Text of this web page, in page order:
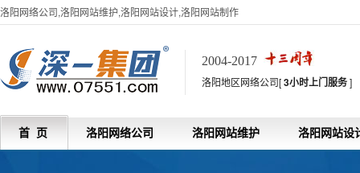
洛阳网络公司,洛阳网站维护,洛阳网站设计,洛阳网站制作
2004-2017
洛阳地区网络公司[3小时上门服务]
首 页 洛阳网络公司 洛阳网站维护 洛阳网站设